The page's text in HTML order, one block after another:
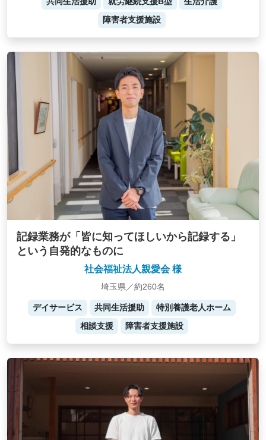
障害者支援施設
記録業務が「皆に知ってほしいから記録する」
という自発的なものに
社会福祉法人親愛会 様
埼玉県／約260名
デイサービス 共同生活援助
特別養護老人ホーム
相談支援
障害者支援施設